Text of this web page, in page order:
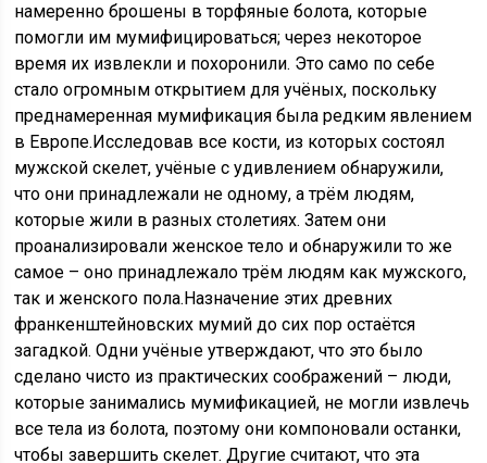
намеренно брошены в торфяные болота, которые
помогли им мумифицироваться; через некоторое
время их извлекли и похоронили. Это само по себе
стало огромным открытием для учёных, поскольку
преднамеренная мумификация была редким явлением
в Европе.Исследовав все кости, из которых состоял
мужской скелет, учёные с удивлением обнаружили,
что они принадлежали не одному, а трём людям,
которые жили в разных столетиях. Затем они
проанализировали женское тело и обнаружили то же
самое – оно принадлежало трём людям как мужского,
так и женского пола.Назначение этих древних
франкенштейновских мумий до сих пор остаётся
загадкой. Одни учёные утверждают, что это было
сделано чисто из практических соображений – люди,
которые занимались мумификацией, не могли извлечь
все тела из болота, поэтому они компоновали останки,
чтобы завершить скелет. Другие считают, что эта